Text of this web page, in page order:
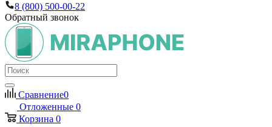
8 (800) 500-00-22
Обратный звонок
Сравнение0
Отложенные 0
Корзина 0